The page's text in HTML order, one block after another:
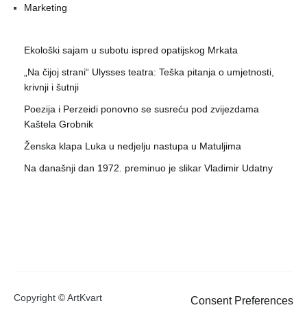
Marketing
Ekološki sajam u subotu ispred opatijskog Mrkata
„Na čijoj strani“ Ulysses teatra: Teška pitanja o umjetnosti,
krivnji i šutnji
Poezija i Perzeidi ponovno se susreću pod zvijezdama
Kaštela Grobnik
Ženska klapa Luka u nedjelju nastupa u Matuljima
Na današnji dan 1972. preminuo je slikar Vladimir Udatny
Copyright © ArtKvart Consent Preferences